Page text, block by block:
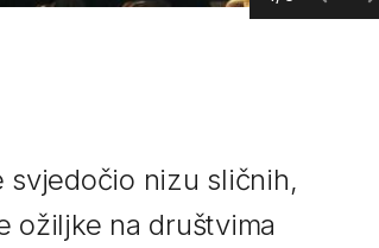
svjedočio nizu sličnih,
ožiljke na društvima